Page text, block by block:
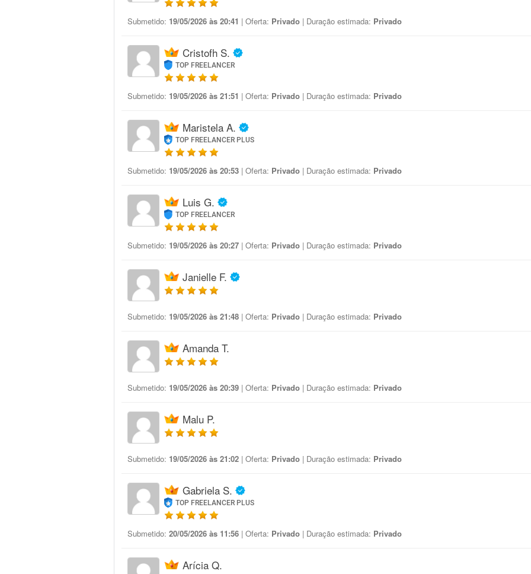
Submetido: 19/05/2026 às 20:41 | Oferta: Privado | Duração estimada: Privado
Cristofh S.
TOP FREELANCER
Submetido: 19/05/2026 às 21:51 | Oferta: Privado | Duração estimada: Privado
Maristela A.
TOP FREELANCER PLUS
Submetido: 19/05/2026 às 20:53 | Oferta: Privado | Duração estimada: Privado
Luis G.
TOP FREELANCER
Submetido: 19/05/2026 às 20:27 | Oferta: Privado | Duração estimada: Privado
Janielle F.
Submetido: 19/05/2026 às 21:48 | Oferta: Privado | Duração estimada: Privado
Amanda T.
Submetido: 19/05/2026 às 20:39 | Oferta: Privado | Duração estimada: Privado
Malu P.
Submetido: 19/05/2026 às 21:02 | Oferta: Privado | Duração estimada: Privado
Gabriela S.
TOP FREELANCER PLUS
Submetido: 20/05/2026 às 11:56 | Oferta: Privado | Duração estimada: Privado
Arícia Q.